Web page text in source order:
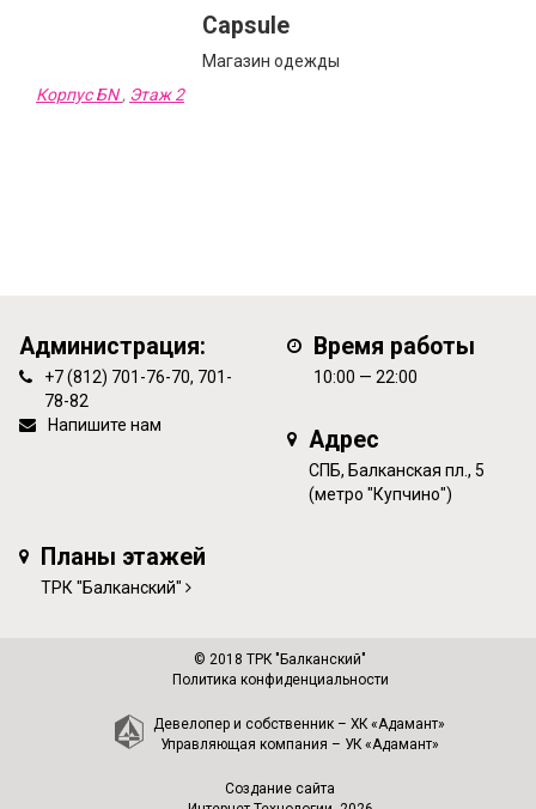
Capsule
Магазин одежды
Корпус БN, Этаж 2
Администрация:
+7 (812) 701-76-70, 701-
78-82
Напишите нам
Время работы
10:00 — 22:00
Адрес
СПБ, Балканская пл., 5
(метро "Купчино")
Планы этажей
ТРК "Балканский"
© 2018 ТРК "Балканский"
Политика конфиденциальности
Девелопер и собственник – ХК «Адамант»
Управляющая компания – УК «Адамант»
Создание сайта